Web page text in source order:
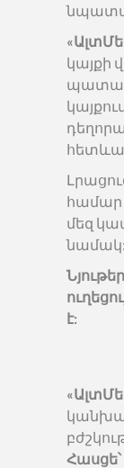
կայքի
համար
մեզ
նամակ:
է:
Հասցե՝